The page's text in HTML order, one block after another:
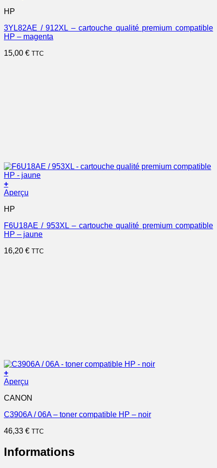
HP
3YL82AE / 912XL – cartouche qualité premium compatible
HP – magenta
15,00 € TTC
+
Aperçu
HP
F6U18AE / 953XL – cartouche qualité premium compatible
HP – jaune
16,20 € TTC
+
Aperçu
CANON
C3906A / 06A – toner compatible HP – noir
46,33 € TTC
Informations